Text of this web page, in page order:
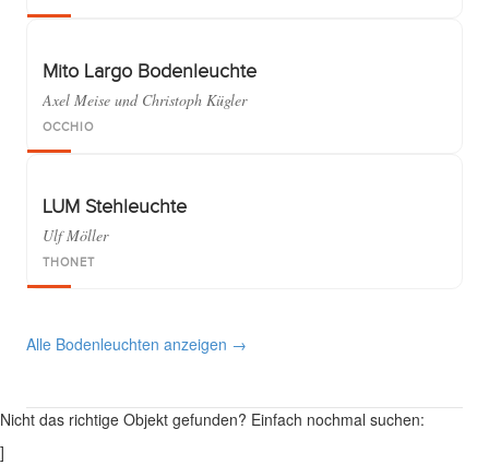
Mito Largo Bodenleuchte
Axel Meise und Christoph Kügler
OCCHIO
LUM Stehleuchte
Ulf Möller
THONET
Alle Bodenleuchten anzeigen →
Nicht das richtige Objekt gefunden? Einfach nochmal suchen:
]